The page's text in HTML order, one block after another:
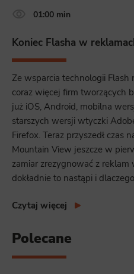
01:00 min
Koniec Flasha w
Ze wsparcia technologii Flash
coraz więcej firm tworzących
już iOS, Android, mobilna
starszych wersji wtyczki
Firefox. Teraz przyszedł czas
Mountain View jeszcze w
zamiar zrezygnować z reklam
dokładnie to nastąpi i
Czytaj więcej
Polecane